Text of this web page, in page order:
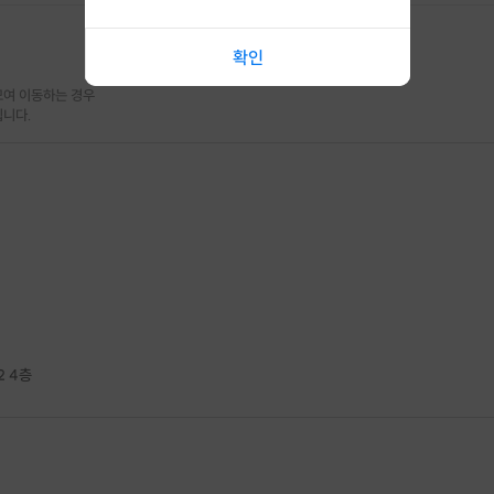
이동하는 경우
다.
4층
확인